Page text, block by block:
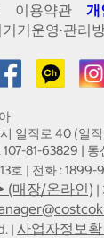
이용약관
개
기운영·관리
일직로 40 (일
81-63829 |
호 | 전화 : 1899-
(매장/온라인) |
| 사업자정보확